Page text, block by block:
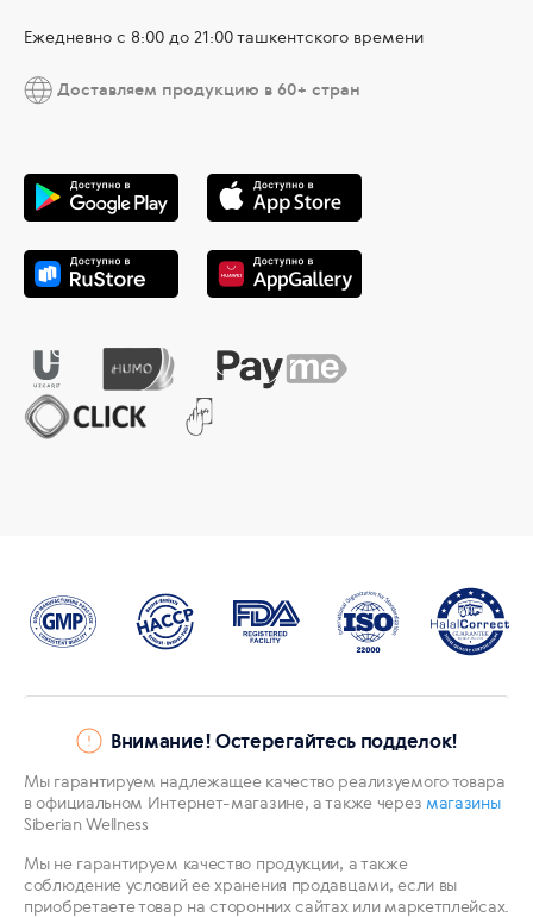
Ежедневно с 8:00 до 21:00 ташкентского времени
Доставляем продукцию в 60+ стран
Внимание! Остерегайтесь подделок!
Мы гарантируем надлежащее качество реализуемого товара
в официальном Интернет-магазине, а также через магазины
Siberian Wellness
Мы не гарантируем качество продукции, а также
соблюдение условий ее хранения продавцами, если вы
приобретаете товар на сторонних сайтах или маркетплейсах.